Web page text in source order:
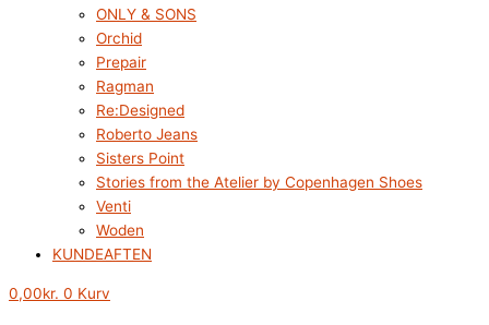
ONLY & SONS
Orchid
Prepair
Ragman
Re:Designed
Roberto Jeans
Sisters Point
Stories from the Atelier by Copenhagen Shoes
Venti
Woden
KUNDEAFTEN
0,00kr. 0 Kurv